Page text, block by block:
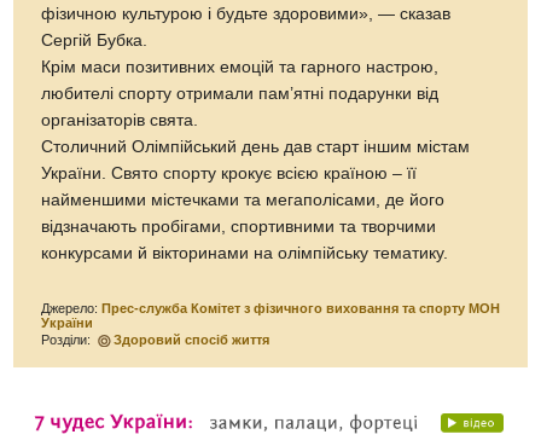
фізичною культурою і будьте здоровими», — сказав
Сергій Бубка.
Крім маси позитивних емоцій та гарного настрою,
любителі спорту отримали пам’ятні подарунки від
організаторів свята.
Столичний Олімпійський день дав старт іншим містам
України. Свято спорту крокує всією країною – її
найменшими містечками та мегаполісами, де його
відзначають пробігами, спортивними та творчими
конкурсами й вікторинами на олімпійську тематику.
Джерело:Прес-служба Комітет з фізичного виховання та спорту МОН
України
Розділи:
Здоровий спосіб життя